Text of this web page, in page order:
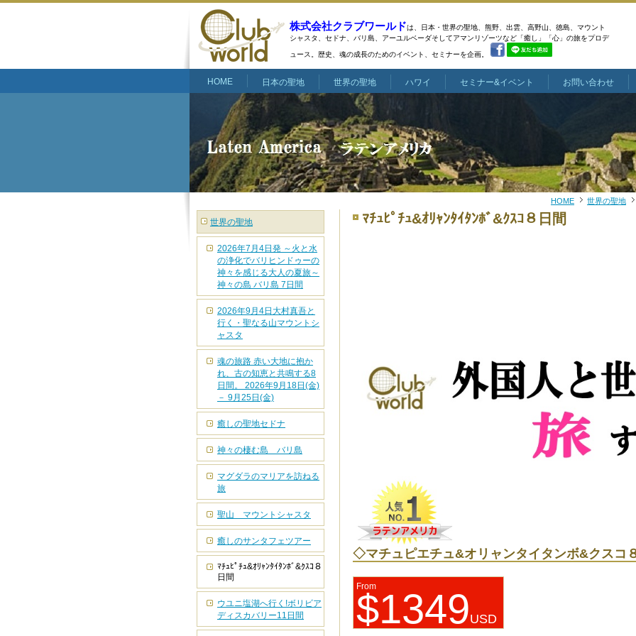
株式会社クラブワールドは、日本・世界の聖地、熊野、出雲、高野山、徳島、マウント
シャスタ、 セドナ、バリ島、アーユルベーダそしてアマンリゾーツなど 「癒し」「心」の旅をプロデ
ュース。歴史、魂の成長のためのイベント、セミナーを企画。
HOME 日本の聖地 世界の聖地 ハワイ セミナー&イベント お問い合わせ
HOME 世界の聖地
ﾏﾁｭﾋﾟﾁｭ&ｵﾘｬﾝﾀｲﾀﾝﾎﾞ&ｸｽｺ８日間
◇マチュピエチュ&オリャンタイタンボ&クスコ
From
$1349USD
世界の聖地
2026年7月4日発 ～火と水
の浄化でバリヒンドゥーの
神々を感じる大人の夏旅～
神々の島 バリ島 7日間
2026年9月4日大村真吾と
行く・聖なる山マウントシ
ャスタ
魂の旅路 赤い大地に抱か
れ、古の知恵と共鳴する8
日間。 2026年9月18日(金)
－ 9月25日(金)
癒しの聖地セドナ
神々の棲む島 バリ島
マグダラのマリアを訪ねる
旅
聖山 マウントシャスタ
癒しのサンタフェツアー
ﾏﾁｭﾋﾟﾁｭ&ｵﾘｬﾝﾀｲﾀﾝﾎﾞ&ｸｽｺ８
日間
ウユニ塩湖へ行く!ボリビア
ディスカバリー11日間